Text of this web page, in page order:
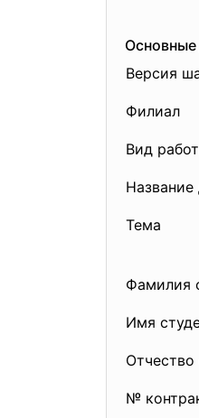
Основные
Версия
Филиал
Вид
Тема
Фамилия
Имя
Отчество
№